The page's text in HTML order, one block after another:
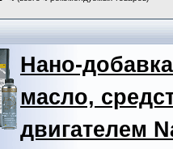
Нано-
масло,
двигателем